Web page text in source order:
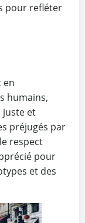
pour refléter
en
humains,
juste et
préjugés par
respect
pour
et des